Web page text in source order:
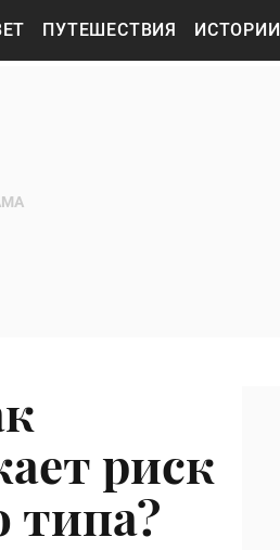
ПУТЕШЕСТВИЯ ИСТОРИИ
риск
типа?